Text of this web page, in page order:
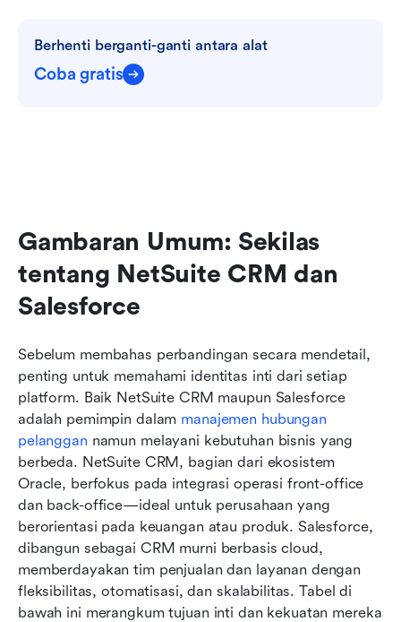
Berhenti berganti-ganti antara alat
Coba gratis
Gambaran Umum: Sekilas
tentang NetSuite CRM dan
Salesforce
Sebelum membahas perbandingan secara mendetail,
penting untuk memahami identitas inti dari setiap
platform. Baik NetSuite CRM maupun Salesforce
adalah pemimpin dalam manajemen hubungan
pelanggan namun melayani kebutuhan bisnis yang
berbeda. NetSuite CRM, bagian dari ekosistem
Oracle, berfokus pada integrasi operasi front-office
dan back-office—ideal untuk perusahaan yang
berorientasi pada keuangan atau produk. Salesforce,
dibangun sebagai CRM murni berbasis cloud,
memberdayakan tim penjualan dan layanan dengan
fleksibilitas, otomatisasi, dan skalabilitas. Tabel di
bawah ini merangkum tujuan inti dan kekuatan mereka